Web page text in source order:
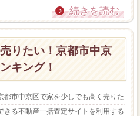
続きを読む
りたい！京都市中京
キング！
市中京区で家を少しでも高く売りた
きる不動産一括査定サイトを利用する